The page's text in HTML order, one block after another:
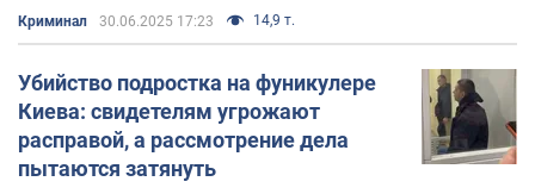
Криминал 30.06.2025 17:23 14,9 т.
Убийство подростка на фуникулере
Киева: свидетелям угрожают
расправой, а рассмотрение дела
пытаются затянуть